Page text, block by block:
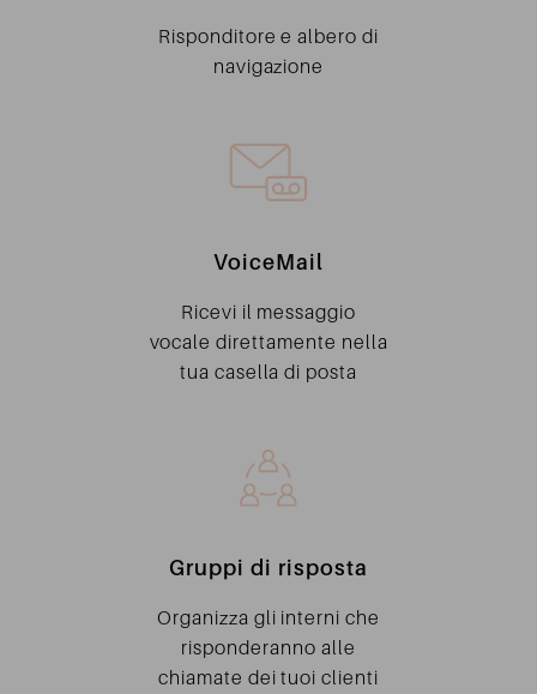
Risponditore e albero di
navigazione
VoiceMail
Ricevi il messaggio
vocale direttamente nella
tua casella di posta
Gruppi di risposta
Organizza gli interni che
risponderanno alle
chiamate dei tuoi clienti